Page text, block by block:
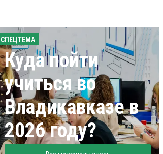
СПЕЦТЕМА
Куда пойти
учиться во
Владикавказе в
2026 году?